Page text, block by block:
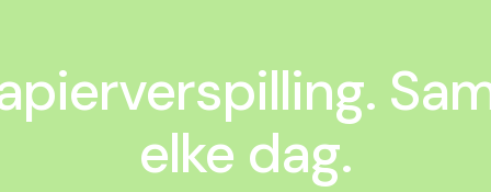
elke dag.